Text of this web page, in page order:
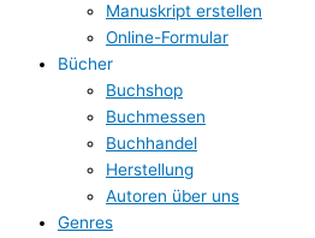
Manuskript erstellen
Online-Formular
Bücher
Buchshop
Buchmessen
Buchhandel
Herstellung
Autoren über uns
Genres